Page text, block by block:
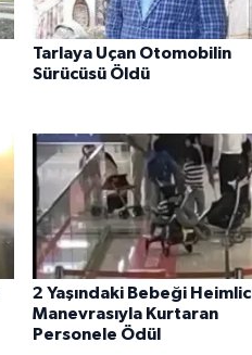
Tarlaya Uçan Otomobilin
Sürücüsü Öldü
2 Yaşındaki Bebeği
Manevrasıyla Kurtaran
Personele Ödül